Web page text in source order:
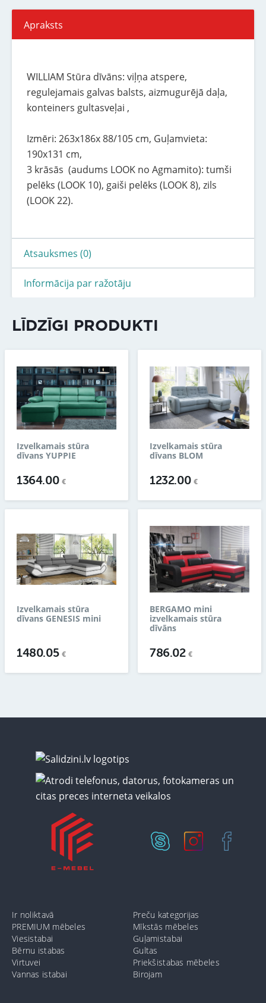
Apraksts
WILLIAM Stūra dīvāns: viļņa atspere,
regulejamais galvas balsts, aizmugurējā daļa,
konteiners gultasveļai ,
Izmēri: 263x186x 88/105 cm, Guļamvieta:
190x131 cm,
3 krāsās (audums LOOK no Agmamito): tumši
pelēks (LOOK 10), gaiši pelēks (LOOK 8), zils
(LOOK 22).
Atsauksmes (0)
Informācija par ražotāju
LĪDZĪGI PRODUKTI
Izvelkamais stūra
dīvans YUPPIE
1364.00 €
Izvelkamais stūra
dīvans BLOM
1232.00 €
Izvelkamais stūra
dīvans GENESIS mini
1480.05 €
BERGAMO mini
izvelkamais stūra
dīvāns
786.02€
Ir noliktavā
Preču kategorijas
PREMIUM mēbeles
Mīkstās mēbeles
Viesistabai
Guļamistabai
Bērnu istabas
Gultas
Virtuvei
Priekšistabas mēbeles
Vannas istabai
Birojam